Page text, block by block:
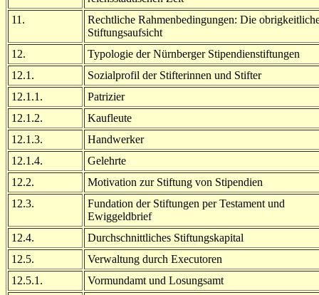
11.
Rechtliche Rahmenbedingungen: Die
Stiftungsaufsicht
12.
Typologie der Nürnberger Stipendienstiftungen
12.1.
Sozialprofil der Stifterinnen und Stifter
12.1.1.
Patrizier
12.1.2.
Kaufleute
12.1.3.
Handwerker
12.1.4.
Gelehrte
12.2.
Motivation zur Stiftung von Stipendien
12.3.
Fundation der Stiftungen per Testament und
Ewiggeldbrief
12.4.
Durchschnittliches Stiftungskapital
12.5.
Verwaltung durch Executoren
12.5.1.
Vormundamt und Losungsamt